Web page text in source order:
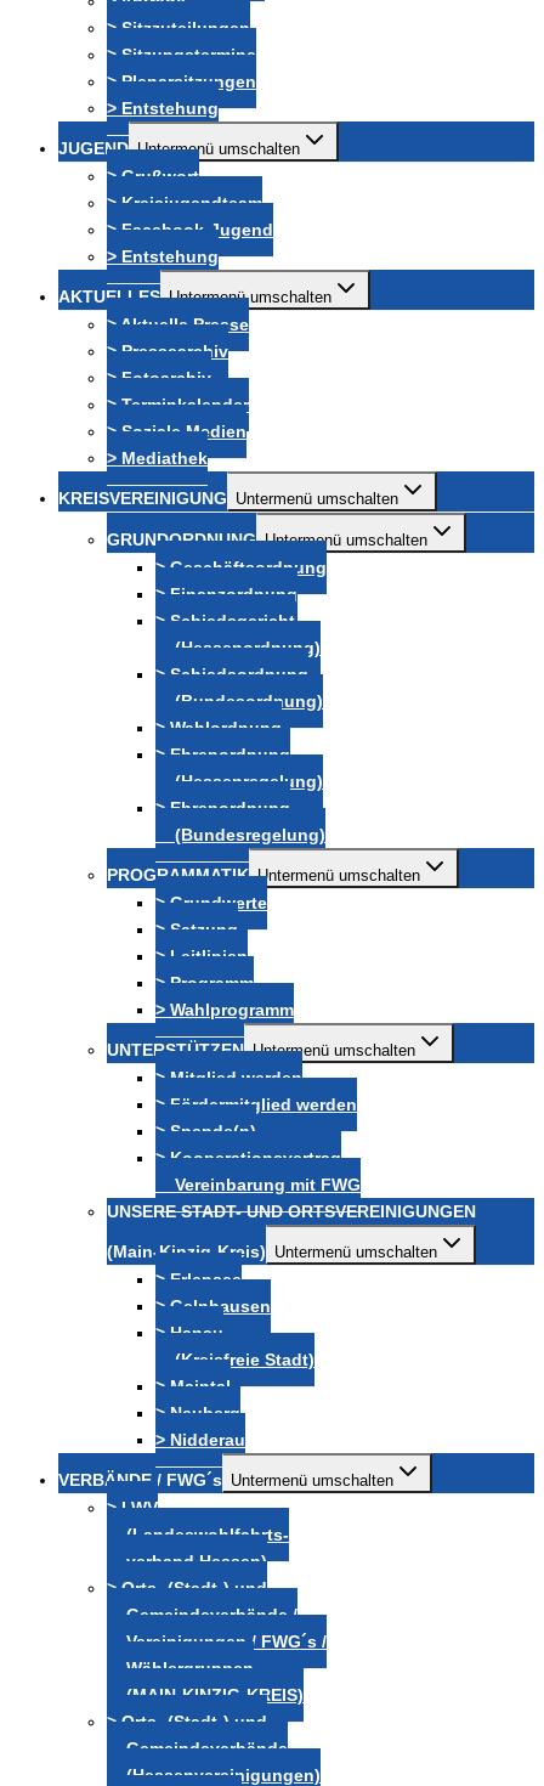
> Sitzzuteilungen
> Sitzungstermine
> Plenarsitzungen
> Entstehung
JUGEND Untermenü umschalten
> Grußwort
> Kreisjugendteam
> Facebook-Jugend
> Entstehung
AKTUELLES Untermenü umschalten
> Aktuelle Presse
> Pressearchiv
> Fotoarchiv
> Terminkalender
> Soziale Medien
> Mediathek
KREISVEREINIGUNG Untermenü umschalten
GRUNDORDNUNG Untermenü umschalten
> Geschäftsordnung
> Finanzordnung
> Schiedsgericht
(Hessenordnung)
> Schiedsordnung
(Bundesordnung)
> Wahlordnung
> Ehrenordnung
(Hessenregelung)
> Ehrenordnung
(Bundesregelung)
PROGRAMMATIK Untermenü umschalten
> Grundwerte
> Satzung
> Leitlinien
> Programm
> Wahlprogramm
UNTERSTÜTZEN Untermenü umschalten
> Mitglied werden
> Fördermitglied werden
> Spende(n)
> Kooperationsvertrag
Vereinbarung mit FWG
UNSERE STADT- UND ORTSVEREINIGUNGEN
(Main-Kinzig-Kreis) Untermenü umschalten
> Erlensee
> Gelnhausen
> Hanau
(Kreisfreie Stadt)
> Maintal
> Neuberg
> Nidderau
VERBÄNDE / FWG´s Untermenü umschalten
> LWV
(Landeswohlfahrts-
verband Hessen)
> Orts- (Stadt-) und
Gemeindeverbände /
Vereinigungen / FWG´s /
Wählergruppen
(MAIN-KINZIG-KREIS)
> Orts- (Stadt-) und
Gemeindeverbände
(Hessenvereinigungen)